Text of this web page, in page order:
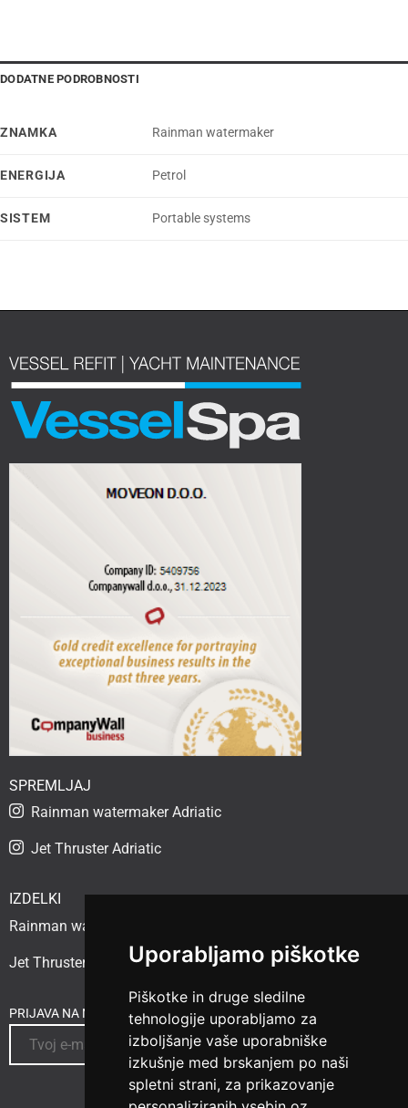
Uporabljamo piškotke
Piškotke in druge sledilne
tehnologije uporabljamo za
izboljšanje vaše uporabniške
izkušnje med brskanjem po naši
spletni strani, za prikazovanje
DODATNE PODROBNOSTI
ZNAMKA Rainman watermaker
ENERGIJA Petrol
SISTEM Portable systems
SPREMLJAJ
Rainman watermaker Adriatic
Jet Thruster Adriatic
IZDELKI
Rainman watermaker
Jet Thruster
PRIJAVA NA NOVICE